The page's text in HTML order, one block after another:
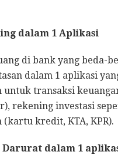
dalam 1 Aplikasi
di bank yang beda-
dalam 1 aplikasi
untuk transaksi
rekening investasi
kredit, KTA, KPR).
Darurat dalam 1